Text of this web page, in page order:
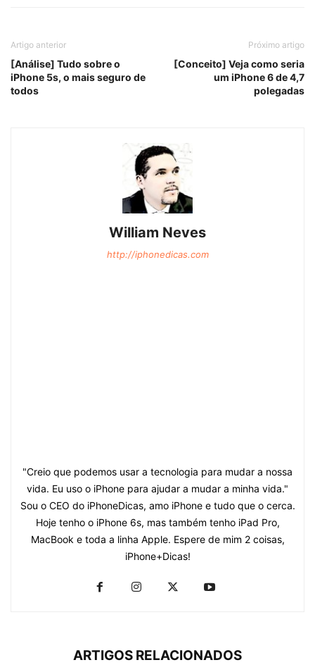
Artigo anterior
[Análise] Tudo sobre o
iPhone 5s, o mais seguro de
todos
Próximo artigo
[Conceito] Veja como seria
um iPhone 6 de 4,7
polegadas
William Neves
http://iphonedicas.com
"Creio que podemos usar a tecnologia para mudar a nossa
vida. Eu uso o iPhone para ajudar a mudar a minha vida."
Sou o CEO do iPhoneDicas, amo iPhone e tudo que o cerca.
Hoje tenho o iPhone 6s, mas também tenho iPad Pro,
MacBook e toda a linha Apple. Espere de mim 2 coisas,
iPhone+Dicas!
ARTIGOS RELACIONADOS